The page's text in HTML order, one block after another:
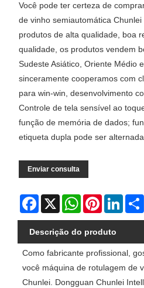
Você pode ter certeza de
de vinho semiautomática
produtos de alta qualidade, boa
qualidade, os produtos vendem
Sudeste Asiático, Oriente Médio
sinceramente cooperamos com
para win-win, desenvolvimento
Controle de tela sensível ao
função de memória de dados;
etiqueta dupla pode ser
Enviar consulta
Facebook
X WhatsAppPinterest
Descrição do produto
Como fabricante profissional,
você máquina de rotulagem de
Chunlei. Dongguan Chunlei